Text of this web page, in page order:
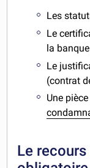
Les
Le
la
Le
(contrat
Une
Le recours